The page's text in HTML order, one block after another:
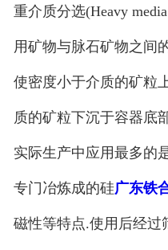
重介质分选(Heavy
用矿物与脉石矿物之间
使密度小于介质的矿粒
质的矿粒下沉于容器底
实际生产中应用最多的
专门冶炼成的硅广东铁
磁性等特点.使用后经过